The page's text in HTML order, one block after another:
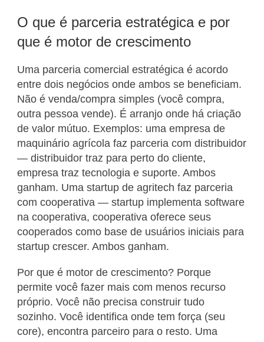
O que é parceria estratégica e por
que é motor de crescimento
Uma parceria comercial estratégica é acordo
entre dois negócios onde ambos se beneficiam.
Não é venda/compra simples (você compra,
outra pessoa vende). É arranjo onde há criação
de valor mútuo. Exemplos: uma empresa de
maquinário agrícola faz parceria com distribuidor
— distribuidor traz para perto do cliente,
empresa traz tecnologia e suporte. Ambos
ganham. Uma startup de agritech faz parceria
com cooperativa — startup implementa software
na cooperativa, cooperativa oferece seus
cooperados como base de usuários iniciais para
startup crescer. Ambos ganham.
Por que é motor de crescimento? Porque
permite você fazer mais com menos recurso
próprio. Você não precisa construir tudo
sozinho. Você identifica onde tem força (seu
core), encontra parceiro para o resto. Uma